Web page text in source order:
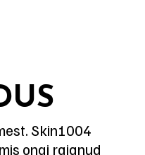
Skin1004
ongi rajanud